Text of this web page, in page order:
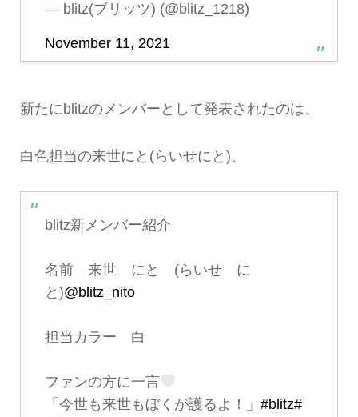
— blitz(ブリッツ) (@blitz_1218)
November 11, 2021
新たにblitzのメンバーとして発表されたのは、
白色担当の来世にと(らいせにと)、
blitz新メンバー紹介
名前 来世 にと (らいせ に
と)@blitz_nito
担当カラー 白
ファンの方に一言
「今世も来世もぼくが護るよ！」 #blitz#